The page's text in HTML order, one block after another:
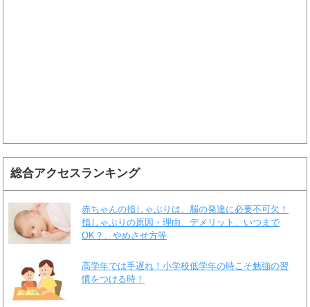
総合アクセスランキング
赤ちゃんの指しゃぶりは、脳の発達に必要不可欠！
指しゃぶりの原因・理由、デメリット、いつまで
OK？、やめさせ方等
高学年では手遅れ！小学校低学年の時こそ勉強の習
慣をつける時！